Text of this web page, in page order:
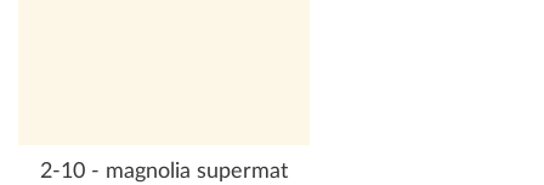
2-10 - magnolia supermat